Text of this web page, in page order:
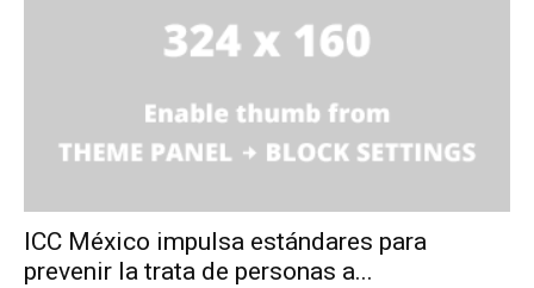
ICC México impulsa estándares para
prevenir la trata de personas a...